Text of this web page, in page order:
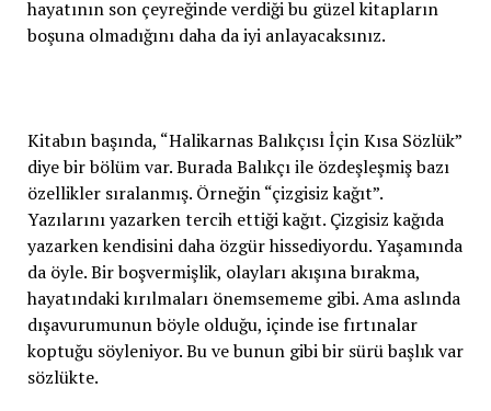
hayatının son çeyreğinde verdiği bu güzel kitapların
boşuna olmadığını daha da iyi anlayacaksınız.
Kitabın başında, “Halikarnas Balıkçısı İçin Kısa Sözlük”
diye bir bölüm var. Burada Balıkçı ile özdeşleşmiş bazı
özellikler sıralanmış. Örneğin “çizgisiz kağıt”.
Yazılarını yazarken tercih ettiği kağıt. Çizgisiz kağıda
yazarken kendisini daha özgür hissediyordu. Yaşamında
da öyle. Bir boşvermişlik, olayları akışına bırakma,
hayatındaki kırılmaları önemsememe gibi. Ama aslında
dışavurumunun böyle olduğu, içinde ise fırtınalar
koptuğu söyleniyor. Bu ve bunun gibi bir sürü başlık var
sözlükte.